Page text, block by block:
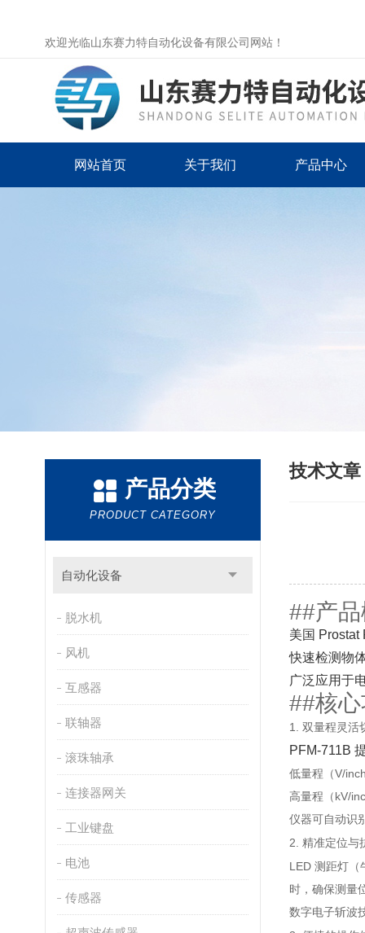
欢迎光临山东赛力特自动化设备有限公司网站！
网站首页 关于我们 产品中心
产品分类
PRODUCT CATEGORY
自动化设备
脱水机
风机
互感器
联轴器
滚珠轴承
连接器网关
工业键盘
电池
传感器
技术文章
##产
美国 Prostat
快速检测物
广泛应用于
##核
1. 双量程灵活
PFM-711B
低量程（V/
高量程（kV/
仪器可自动识
2. 精准定位与
LED 测距灯（
时，确保测量
数字电子斩波